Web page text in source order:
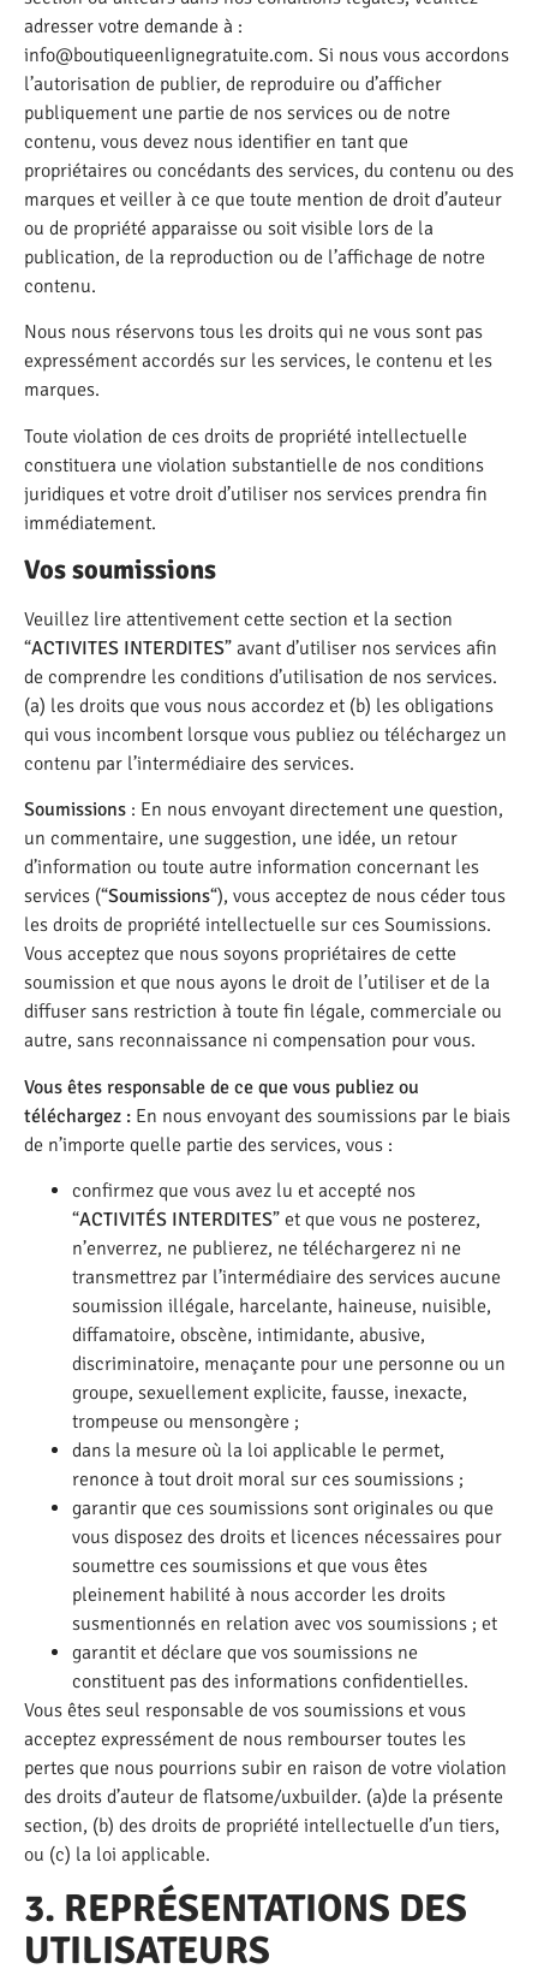
adresser votre demande à :
info@boutiqueenlignegratuite.com. Si nous vous accordons
l’autorisation de publier, de reproduire ou d’afficher
publiquement une partie de nos services ou de notre
contenu, vous devez nous identifier en tant que
propriétaires ou concédants des services, du contenu ou des
marques et veiller à ce que toute mention de droit d’auteur
ou de propriété apparaisse ou soit visible lors de la
publication, de la reproduction ou de l’affichage de notre
contenu.
Nous nous réservons tous les droits qui ne vous sont pas
expressément accordés sur les services, le contenu et les
marques.
Toute violation de ces droits de propriété intellectuelle
constituera une violation substantielle de nos conditions
juridiques et votre droit d’utiliser nos services prendra fin
immédiatement.
Vos soumissions
Veuillez lire attentivement cette section et la section
“ACTIVITES INTERDITES” avant d’utiliser nos services afin
de comprendre les conditions d’utilisation de nos services.
(a) les droits que vous nous accordez et (b) les obligations
qui vous incombent lorsque vous publiez ou téléchargez un
contenu par l’intermédiaire des services.
Soumissions : En nous envoyant directement une question,
un commentaire, une suggestion, une idée, un retour
d’information ou toute autre information concernant les
services (“Soumissions“), vous acceptez de nous céder tous
les droits de propriété intellectuelle sur ces Soumissions.
Vous acceptez que nous soyons propriétaires de cette
soumission et que nous ayons le droit de l’utiliser et de la
diffuser sans restriction à toute fin légale, commerciale ou
autre, sans reconnaissance ni compensation pour vous.
Vous êtes responsable de ce que vous publiez ou
téléchargez : En nous envoyant des soumissions par le biais
de n’importe quelle partie des services, vous :
confirmez que vous avez lu et accepté nos
“ACTIVITÉS INTERDITES” et que vous ne posterez,
n’enverrez, ne publierez, ne téléchargerez ni ne
transmettrez par l’intermédiaire des services aucune
soumission illégale, harcelante, haineuse, nuisible,
diffamatoire, obscène, intimidante, abusive,
discriminatoire, menaçante pour une personne ou un
groupe, sexuellement explicite, fausse, inexacte,
trompeuse ou mensongère ;
dans la mesure où la loi applicable le permet,
renonce à tout droit moral sur ces soumissions ;
garantir que ces soumissions sont originales ou que
vous disposez des droits et licences nécessaires pour
soumettre ces soumissions et que vous êtes
pleinement habilité à nous accorder les droits
susmentionnés en relation avec vos soumissions ; et
garantit et déclare que vos soumissions ne
constituent pas des informations confidentielles.
Vous êtes seul responsable de vos soumissions et vous
acceptez expressément de nous rembourser toutes les
pertes que nous pourrions subir en raison de votre violation
des droits d’auteur de flatsome/uxbuilder. (a)de la présente
section, (b) des droits de propriété intellectuelle d’un tiers,
ou (c) la loi applicable.
3. REPRÉSENTATIONS DES
UTILISATEURS